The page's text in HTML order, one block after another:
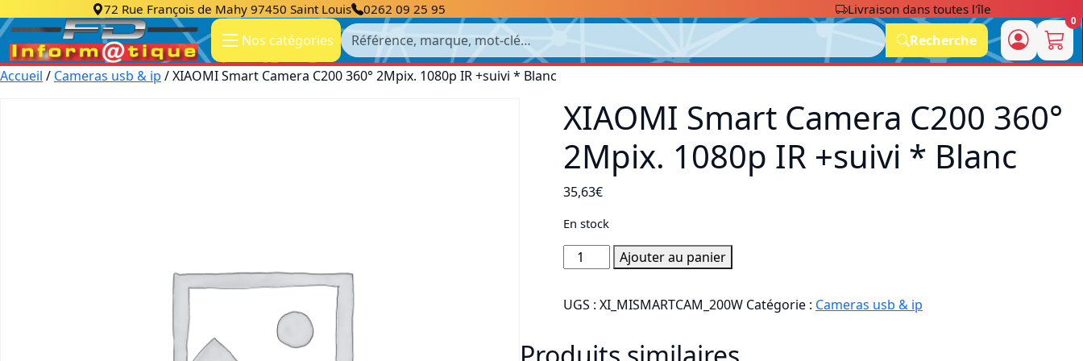
72 Rue François de Mahy 97450 Saint Louis 0262 09 25 95 Livraison dans toutes l'île
Nos catégories Recherche Recherche
0
Accueil / Cameras usb & ip / XIAOMI Smart Camera C200 360° 2Mpix. 1080p IR +suivi * Blanc
XIAOMI Smart Camera C200 360°
2Mpix. 1080p IR +suivi * Blanc
35,63€
En stock
quantité
de
Smart
C200
Ajouter au panier
UGS : XI_MISMARTCAM_200W Catégorie : Cameras usb & ip